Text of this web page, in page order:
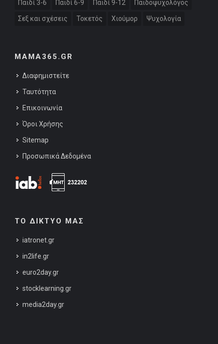
Παιδί 3-6 Παιδί 6-9 Παιδί 9-12 Παιδοψυχολόγος
Σεξ και σχέσεις Τοκετός Χιούμορ Ψυχολογία
MAMA365.GR
Διαφημιστείτε
Ταυτότητα
Επικοινωνία
Όροι Χρήσης
Sitemap
Προσωπικά Δεδομένα
ΤΟ ΔΙΚΤΥΟ ΜΑΣ
iatronet.gr
in2life.gr
euro2day.gr
stocklearning.gr
media2day.gr